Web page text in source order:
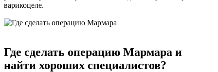
варикоцеле.
Где сделать операцию Мармара и
найти хороших специалистов?